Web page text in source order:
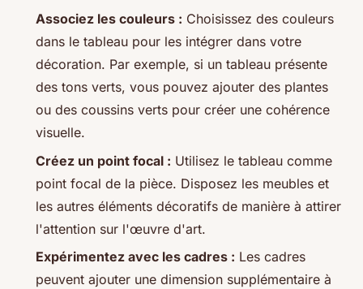
Associez les couleurs : Choisissez des couleurs
dans le tableau pour les intégrer dans votre
décoration. Par exemple, si un tableau présente
des tons verts, vous pouvez ajouter des plantes
ou des coussins verts pour créer une cohérence
visuelle.
Créez un point focal : Utilisez le tableau comme
point focal de la pièce. Disposez les meubles et
les autres éléments décoratifs de manière à attirer
l'attention sur l'œuvre d'art.
Expérimentez avec les cadres : Les cadres
peuvent ajouter une dimension supplémentaire à